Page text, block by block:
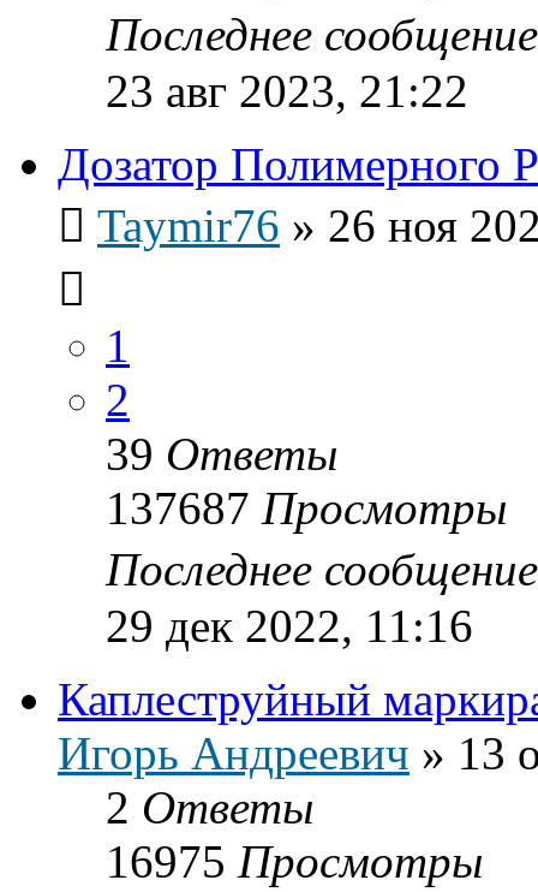
Последнее
23 авг 2023, 21:22
Дозатор Полимерного
Taymir76 » 26 ноя
1
2
39 Ответы
137687 Просмотры
Последнее
29 дек 2022, 11:16
Каплеструйный
Игорь Андреевич » 13
2 Ответы
16975 Просмотры